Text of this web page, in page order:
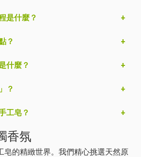
是什麼？
？
什麼？
？
工皂？
香氛
皂的精緻世界。我們精心挑選天然原